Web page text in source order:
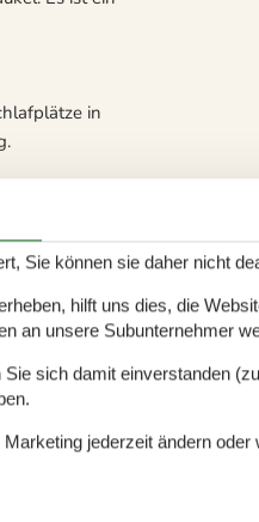
in
Mikrowelle
als auch den
Sie können sie daher nicht
hilft uns dies, die
an unsere Subunternehmer
sich damit einverstanden
jederzeit ändern oder